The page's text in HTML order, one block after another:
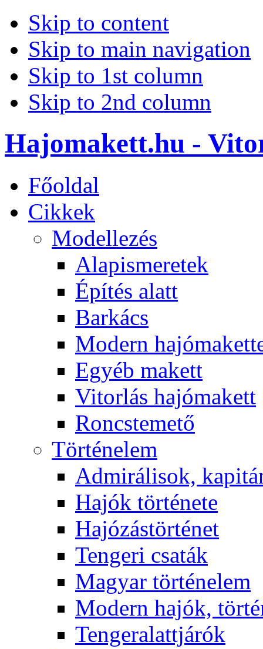
Skip to content
Skip to main navigation
Skip to 1st column
Skip to 2nd column
Hajomakett.hu -
Főoldal
Cikkek
Modellezés
Alapismeretek
Építés alatt
Barkács
Modern
Egyéb makett
Vitorlás hajómakett
Roncstemető
Történelem
Admirálisok,
Hajók története
Hajózástörténet
Tengeri csaták
Magyar történelem
Modern hajók,
Tengeralattjárók